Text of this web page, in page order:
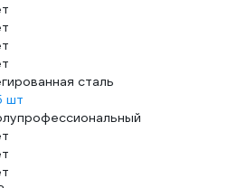
сталь
шт